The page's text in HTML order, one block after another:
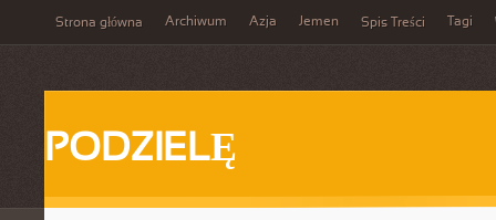
Strona główna Archiwum Azja Jemen Spis Treści Tagi
PODZIELĘ